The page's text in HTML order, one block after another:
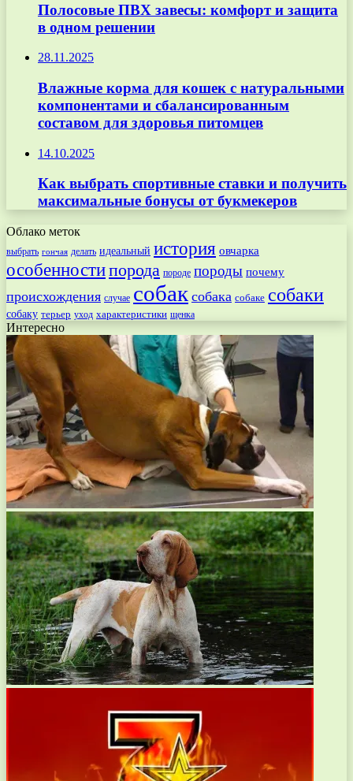
Полосовые ПВХ завесы: комфорт и защита
в одном решении
28.11.2025
Влажные корма для кошек с натуральными
компонентами и сбалансированным
составом для здоровья питомцев
14.10.2025
Как выбрать спортивные ставки и получить
максимальные бонусы от букмекеров
Облако меток
выбрать гончая делать идеальный история овчарка
особенностипорода породе породы почему
происхождения случае собак собака собаке собаки
собаку терьер уход характеристики щенка
Интересно